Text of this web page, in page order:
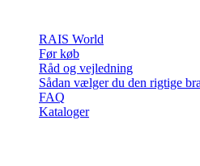
RAIS World
Før køb
Råd og vejledning
Sådan vælger du den rigtige
FAQ
Kataloger